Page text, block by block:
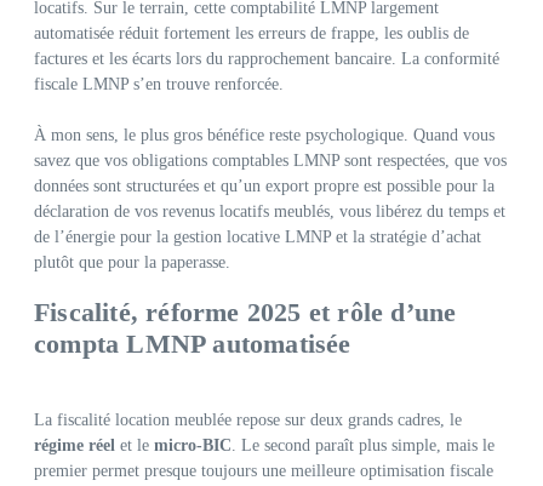
locatifs. Sur le terrain, cette comptabilité LMNP largement
automatisée réduit fortement les erreurs de frappe, les oublis de
factures et les écarts lors du rapprochement bancaire. La conformité
fiscale LMNP s’en trouve renforcée.
À mon sens, le plus gros bénéfice reste psychologique. Quand vous
savez que vos obligations comptables LMNP sont respectées, que vos
données sont structurées et qu’un export propre est possible pour la
déclaration de vos revenus locatifs meublés, vous libérez du temps et
de l’énergie pour la gestion locative LMNP et la stratégie d’achat
plutôt que pour la paperasse.
Fiscalité, réforme 2025 et rôle d’une
compta LMNP automatisée
La fiscalité location meublée repose sur deux grands cadres, le
régime réel et le micro-BIC. Le second paraît plus simple, mais le
premier permet presque toujours une meilleure optimisation fiscale